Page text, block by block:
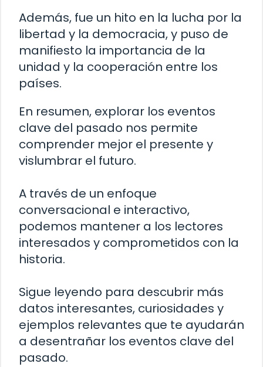
Además, fue un hito en la lucha por la
libertad y la democracia, y puso de
manifiesto la importancia de la
unidad y la cooperación entre los
países.
En resumen, explorar los eventos
clave del pasado nos permite
comprender mejor el presente y
vislumbrar el futuro.
A través de un enfoque
conversacional e interactivo,
podemos mantener a los lectores
interesados y comprometidos con la
historia.
Sigue leyendo para descubrir más
datos interesantes, curiosidades y
ejemplos relevantes que te ayudarán
a desentrañar los eventos clave del
pasado.